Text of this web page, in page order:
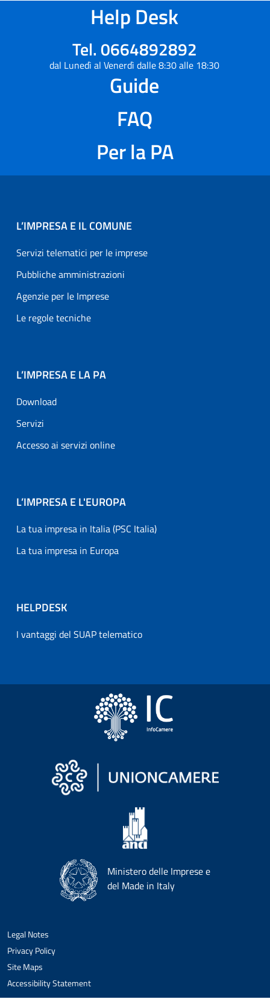
Help Desk
Tel. 0664892892
dal Lunedì al Venerdì dalle 8:30 alle 18:30
Guide
FAQ
Per la PA
L’IMPRESA E IL COMUNE
Servizi telematici per le imprese
Pubbliche amministrazioni
Agenzie per le Imprese
Le regole tecniche
L’IMPRESA E LA PA
Download
Servizi
Accesso ai servizi online
L’IMPRESA E L'EUROPA
La tua impresa in Italia (PSC Italia)
La tua impresa in Europa
HELPDESK
I vantaggi del SUAP telematico
Ministero delle Imprese e
del Made in Italy
Legal Notes
Privacy Policy
Site Maps
Accessibility Statement